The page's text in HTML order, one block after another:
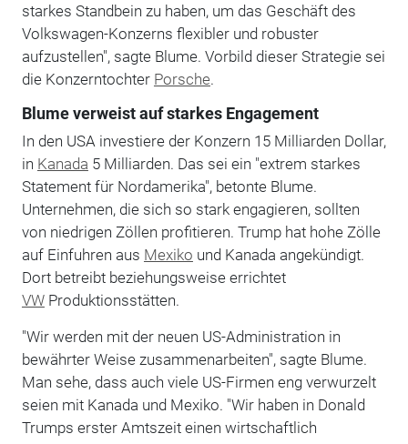
starkes Standbein zu haben, um das Geschäft des
Volkswagen-Konzerns flexibler und robuster
aufzustellen", sagte Blume. Vorbild dieser Strategie sei
die Konzerntochter Porsche.
Blume verweist auf starkes Engagement
In den USA investiere der Konzern 15 Milliarden Dollar,
in Kanada 5 Milliarden. Das sei ein "extrem starkes
Statement für Nordamerika", betonte Blume.
Unternehmen, die sich so stark engagieren, sollten
von niedrigen Zöllen profitieren. Trump hat hohe Zölle
auf Einfuhren aus Mexiko und Kanada angekündigt.
Dort betreibt beziehungsweise errichtet
VW Produktionsstätten.
"Wir werden mit der neuen US-Administration in
bewährter Weise zusammenarbeiten", sagte Blume.
Man sehe, dass auch viele US-Firmen eng verwurzelt
seien mit Kanada und Mexiko. "Wir haben in Donald
Trumps erster Amtszeit einen wirtschaftlich